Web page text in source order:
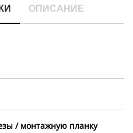
ОПИСАНИЕ
/ монтажную планку